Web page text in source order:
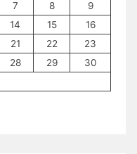
7 8
9
14 15
16
21 22
23
28 29
30